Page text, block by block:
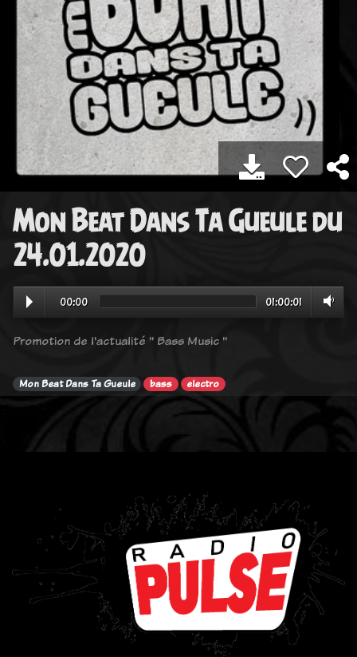
Mon Beat Dans Ta Gueule du
24.01.2020
00:00 01:00:01
Promotion de l'actualité " Bass Music "
Mon Beat Dans Ta Gueule bass electro